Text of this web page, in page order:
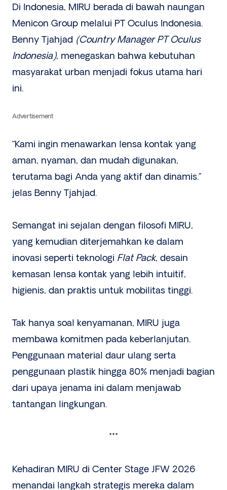
Di Indonesia, MIRU berada di bawah naungan
Menicon Group melalui PT Oculus Indonesia.
Benny Tjahjad (Country Manager PT Oculus
Indonesia), menegaskan bahwa kebutuhan
masyarakat urban menjadi fokus utama hari
ini.
Advertisement
“Kami ingin menawarkan lensa kontak yang
aman, nyaman, dan mudah digunakan,
terutama bagi Anda yang aktif dan dinamis.”
jelas Benny Tjahjad.
Semangat ini sejalan dengan filosofi MIRU,
yang kemudian diterjemahkan ke dalam
inovasi seperti teknologi Flat Pack, desain
kemasan lensa kontak yang lebih intuitif,
higienis, dan praktis untuk mobilitas tinggi.
Tak hanya soal kenyamanan, MIRU juga
membawa komitmen pada keberlanjutan.
Penggunaan material daur ulang serta
penggunaan plastik hingga 80% menjadi bagian
dari upaya jenama ini dalam menjawab
tantangan lingkungan.
***
Kehadiran MIRU di Center Stage JFW 2026
menandai langkah strategis mereka dalam